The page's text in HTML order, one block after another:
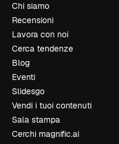
Chi siamo
Recensioni
Lavora con noi
Cerca tendenze
Blog
Eventi
Slidesgo
Vendi i tuoi contenuti
Sala stampa
Cerchi magnific.ai